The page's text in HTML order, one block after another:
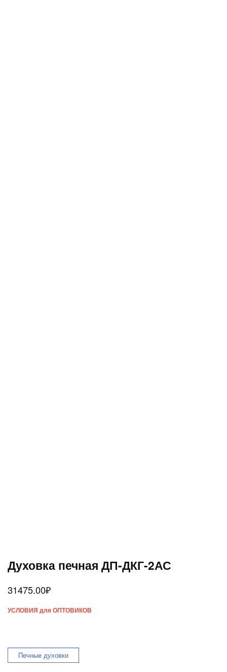
Духовка печная ДП-ДКГ-2АС
31475.00₽
УСЛОВИЯ для ОПТОВИКОВ
Печные духовки